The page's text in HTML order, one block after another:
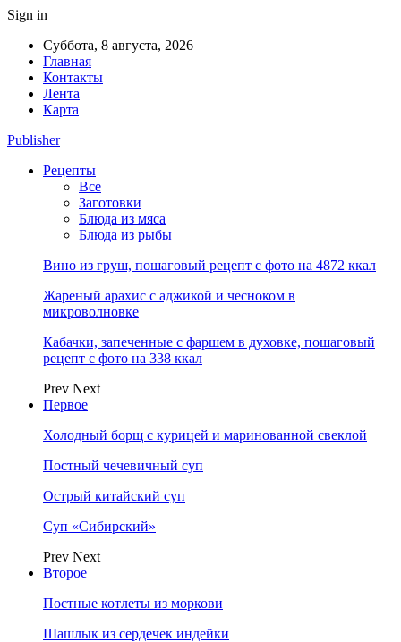
Sign in
Суббота, 8 августа, 2026
Главная
Контакты
Лента
Карта
Publisher
Рецепты
Все
Заготовки
Блюда из мяса
Блюда из рыбы
Вино из груш, пошаговый рецепт с фото на 4872 ккал
Жареный арахис с аджикой и чесноком в
микроволновке
Кабачки, запеченные с фаршем в духовке, пошаговый
рецепт с фото на 338 ккал
Prev Next
Первое
Холодный борщ с курицей и маринованной свеклой
Постный чечевичный суп
Острый китайский суп
Суп «Сибирский»
Prev Next
Второе
Постные котлеты из моркови
Шашлык из сердечек индейки